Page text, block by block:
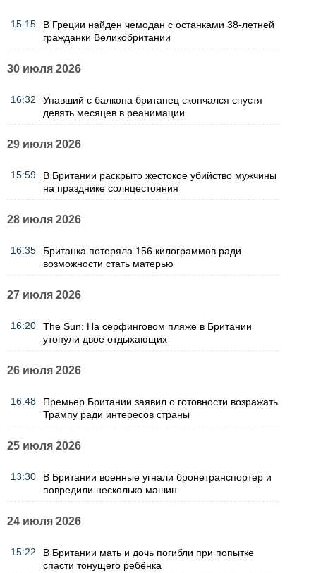
15:15
В Греции найден чемодан с останками 38-летней
гражданки Великобритании
30 июля 2026
16:32
Упавший с балкона британец скончался спустя
девять месяцев в реанимации
29 июля 2026
15:59
В Британии раскрыто жестокое убийство мужчины
на празднике солнцестояния
28 июля 2026
16:35
Британка потеряла 156 килограммов ради
возможности стать матерью
27 июля 2026
16:20
The Sun: На серфинговом пляже в Британии
утонули двое отдыхающих
26 июля 2026
16:48
Премьер Британии заявил о готовности возражать
Трампу ради интересов страны
25 июля 2026
13:30
В Британии военные угнали бронетранспортер и
повредили несколько машин
24 июля 2026
15:22
В Британии мать и дочь погибли при попытке
спасти тонущего ребёнка